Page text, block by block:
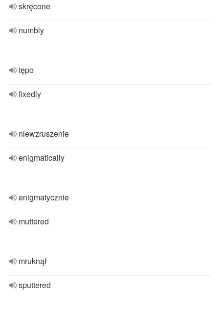
skręcone
numbly
tępo
fixedly
niewzruszenie
enigmatically
enigmatycznie
muttered
mruknął
sputtered